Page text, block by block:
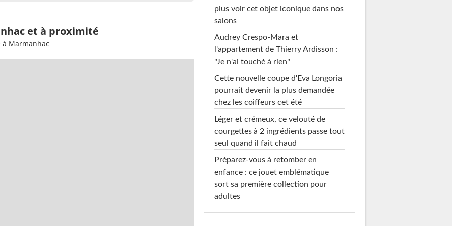
et à proximité
Marmanhac
plus voir cet objet iconique dans nos
salons
Audrey Crespo-Mara et
l'appartement de Thierry Ardisson :
"Je n'ai touché à rien"
Cette nouvelle coupe d'Eva Longoria
pourrait devenir la plus demandée
chez les coiffeurs cet été
Léger et crémeux, ce velouté de
courgettes à 2 ingrédients passe tout
seul quand il fait chaud
Préparez-vous à retomber en
enfance : ce jouet emblématique
sort sa première collection pour
adultes